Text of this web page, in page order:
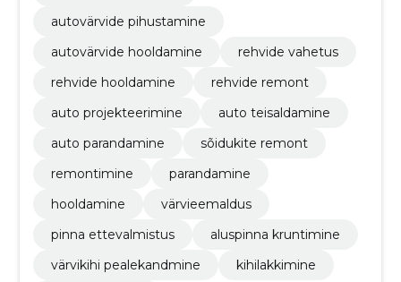
autovärvide pihustamine
autovärvide hooldamine
rehvide vahetus
rehvide hooldamine
rehvide remont
auto projekteerimine
auto teisaldamine
auto parandamine
sõidukite remont
remontimine
parandamine
hooldamine
värvieemaldus
pinna ettevalmistus
aluspinna kruntimine
värvikihi pealekandmine
kihilakkimine